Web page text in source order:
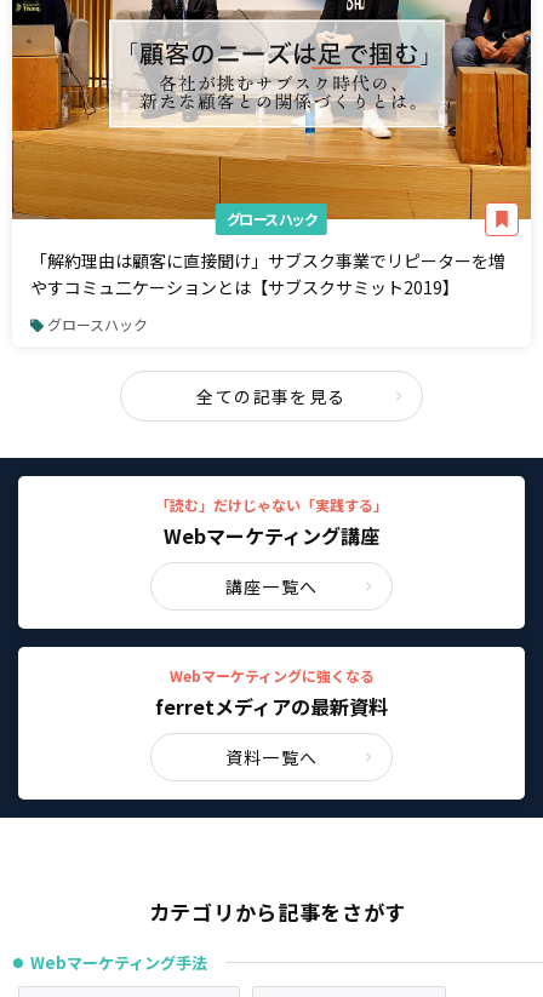
グロースハック
「解約理由は顧客に直接聞け」サブスク事業でリピーターを増
やすコミュ二ケーションとは【サブスクサミット2019】
グロースハック
全ての記事を見る
「読む」だけじゃない「実践する」
Webマーケティング講座
講座一覧へ
Webマーケティングに強くなる
ferretメディアの最新資料
資料一覧へ
カテゴリから記事をさがす
● Webマーケティング手法